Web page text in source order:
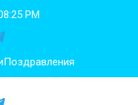
PM
Поздравления